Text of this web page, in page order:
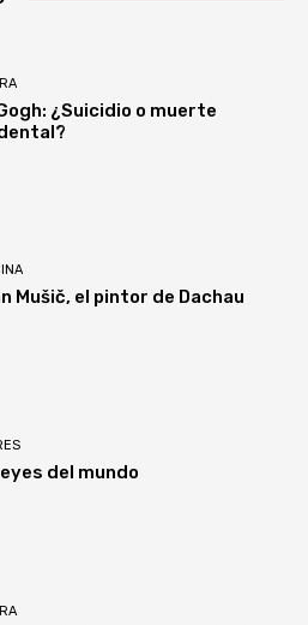
¿Suicidio o muerte
Mušič, el pintor de Dachau
del mundo